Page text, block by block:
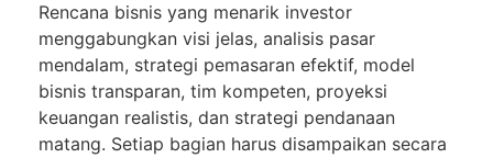
Rencana bisnis yang menarik investor
menggabungkan visi jelas, analisis pasar
mendalam, strategi pemasaran efektif, model
bisnis transparan, tim kompeten, proyeksi
keuangan realistis, dan strategi pendanaan
matang. Setiap bagian harus disampaikan secara